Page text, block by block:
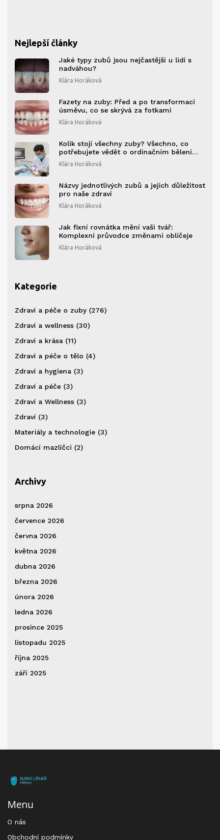
Nejlepší články
Jaké typy zubů jsou nejčastější u lidí s
nadváhou?
Klára Horáková
Fazety na zuby: Před a po transformaci
úsměvu, co se skrývá za fotkami
Klára Horáková
Kolik stojí všechny zuby? Všechno, co
potřebujete vědět o ordinačním bělení
zubů v roce 2026
Klára Horáková
Názvy jednotlivých zubů a jejich důležitost
pro naše zdraví
Klára Horáková
Jak fixní rovnátka mění vaši tvář:
Komplexní průvodce změnami obličeje
Klára Horáková
Kategorie
Zdraví a péče o zuby (276)
Zdraví a wellness (30)
Zdraví a krása (11)
Zdraví a péče o tělo (4)
Zdraví a hygiena (3)
Zdraví a péče (3)
Zdraví a Wellness (3)
Zdraví (3)
Materiály a technologie (3)
Domácí mazlíčci (2)
Archivy
srpna 2026
července 2026
června 2026
května 2026
dubna 2026
března 2026
února 2026
ledna 2026
prosince 2025
listopadu 2025
října 2025
září 2025
Menu
O nás
Obchodní podmínky